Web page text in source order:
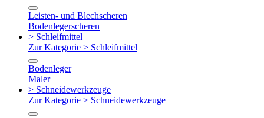
Leisten- und Blechscheren
Bodenlegerscheren
> Schleifmittel
Zur Kategorie > Schleifmittel
Bodenleger
Maler
> Schneidewerkzeuge
Zur Kategorie > Schneidewerkzeuge